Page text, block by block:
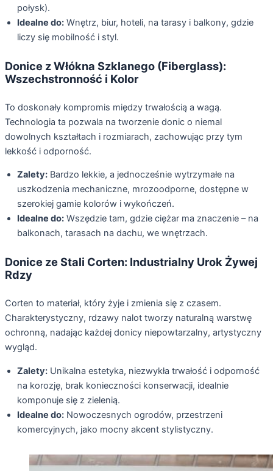
połysk).
Idealne do: Wnętrz, biur, hoteli, na tarasy i balkony, gdzie
liczy się mobilność i styl.
Donice z Włókna Szklanego (Fiberglass):
Wszechstronność i Kolor
To doskonały kompromis między trwałością a wagą.
Technologia ta pozwala na tworzenie donic o niemal
dowolnych kształtach i rozmiarach, zachowując przy tym
lekkość i odporność.
Zalety: Bardzo lekkie, a jednocześnie wytrzymałe na
uszkodzenia mechaniczne, mrozoodporne, dostępne w
szerokiej gamie kolorów i wykończeń.
Idealne do: Wszędzie tam, gdzie ciężar ma znaczenie – na
balkonach, tarasach na dachu, we wnętrzach.
Donice ze Stali Corten: Industrialny Urok Żywej
Rdzy
Corten to materiał, który żyje i zmienia się z czasem.
Charakterystyczny, rdzawy nalot tworzy naturalną warstwę
ochronną, nadając każdej donicy niepowtarzalny, artystyczny
wygląd.
Zalety: Unikalna estetyka, niezwykła trwałość i odporność
na korozję, brak konieczności konserwacji, idealnie
komponuje się z zielenią.
Idealne do: Nowoczesnych ogrodów, przestrzeni
komercyjnych, jako mocny akcent stylistyczny.